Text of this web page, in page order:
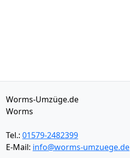
Worms-Umzüge.de
Worms
Tel.: 01579-2482399
E-Mail: info@worms-umzuege.de